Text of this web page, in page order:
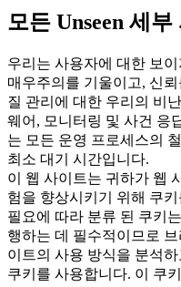
모든 Unseen 세
우리는 사용자에 대한 보
매우주의를 기울이고, 신
질 관리에 대한 우리의 비
웨어, 모니터링 및 사건 응
는 모든 운영 프로세스의
최소 대기 시간입니다.
이 웹 사이트는 귀하가 웹
험을 향상시키기 위해 쿠
필요에 따라 분류 된 쿠키
행하는 데 필수적이므로
이트의 사용 방식을 분석
쿠키를 사용합니다. 이 쿠